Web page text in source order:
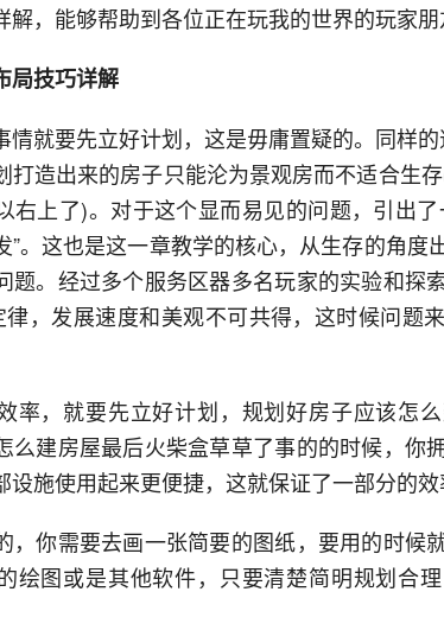
解，能够帮助到各位正在玩我的世界的玩家朋
局技巧详解
情就要先立好计划，这是毋庸置疑的。同样
打造出来的房子只能沦为景观房而不适合生
右上了)。对于这个显而易见的问题，引出
”。这也是这一章教学的核心，从生存的角度
题。经过多个服务区器多名玩家的实验和探
，发展速度和美观不可共得，这时候问题
率，就要先立好计划，规划好房子应该怎
么建房屋最后火柴盒草草了事的的时候，你
设施使用起来更便捷，这就保证了一部分的效
，你需要去画一张简要的图纸，要用的时候
绘图或是其他软件，只要清楚简明规划合